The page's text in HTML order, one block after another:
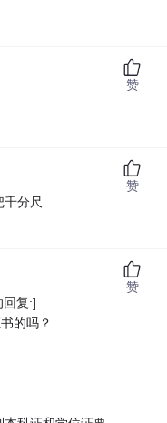
赞
千分尺.
赞
复:]
的吗？
赞